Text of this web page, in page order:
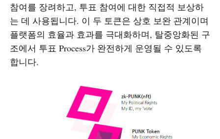
참여를 장려하고, 투표 참여에 대한 직접적 보상하
는 데 사용됩니다. 이 두 토큰은 상호 보완 관계이며
플랫폼의 효율과 효과를 극대화하며, 탈중앙화된 구
조에서 투표 Process가 완전하게 운영될 수 있도록
합니다.